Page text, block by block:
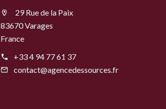
29 Rue de la Paix
83670 Varages
France
+33 4 94 77 61 37
contact@agencedessources.fr